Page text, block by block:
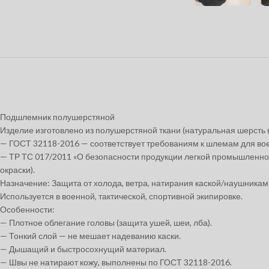
Подшлемник полушерстяной
Изделие изготовлено из полушерстяной ткани (натуральная
— ГОСТ 32118-2016 — соответствует требованиям к шлемам для
— ТР ТС 017/2011 «О безопасности продукции легкой
окраски).
Назначение: Защита от холода, ветра, натирания каской/
Используется в военной, тактической, спортивной экипировке.
Особенности:
— Плотное облегание головы (защита ушей, шеи, лба).
— Тонкий слой — не мешает надеванию каски.
— Дышащий и быстросохнущий материал.
— Швы не натирают кожу, выполнены по ГОСТ 32118-2016.